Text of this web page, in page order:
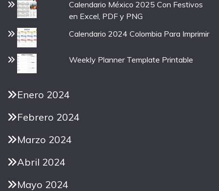
Calendario México 2025 Con Festivos
en Excel, PDF y PNG
Calendario 2024 Colombia Para Imprimir
Weekly Planner Template Printable
Enero 2024
Febrero 2024
Marzo 2024
Abril 2024
Mayo 2024